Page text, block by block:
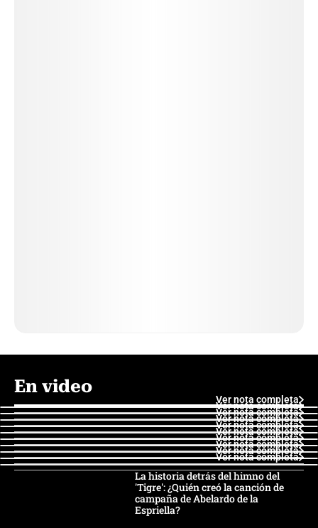
En video
Ver nota completa
Ver nota completa
Ver nota completa
Ver nota completa
Ver nota completa
Ver nota completa
Ver nota completa
Ver nota completa
Ver nota completa
Ver nota completa
La historia detrás del himno del
'Tigre': ¿Quién creó la canción de
campaña de Abelardo de la
Espriella?